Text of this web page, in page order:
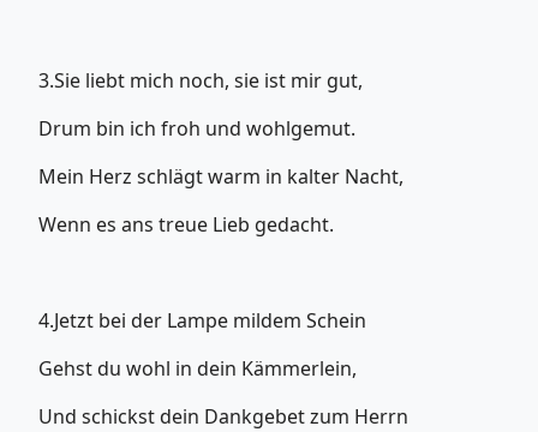
3.Sie liebt mich noch, sie ist mir gut,
Drum bin ich froh und wohlgemut.
Mein Herz schlägt warm in kalter Nacht,
Wenn es ans treue Lieb gedacht.
4.Jetzt bei der Lampe mildem Schein
Gehst du wohl in dein Kämmerlein,
Und schickst dein Dankgebet zum Herrn